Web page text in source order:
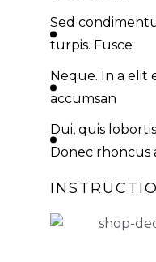
Sed
turpis. Fusce
Neque. In a elit
accumsan
Dui, quis
Donec rhoncus